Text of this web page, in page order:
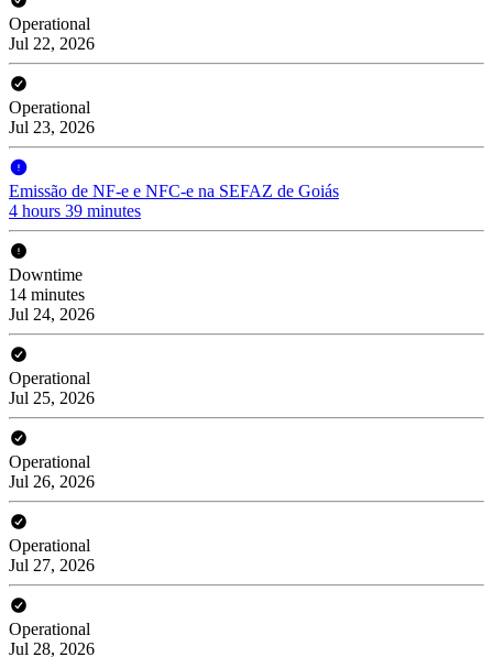
Operational
Jul 22, 2026
Operational
Jul 23, 2026
Emissão de NF-e e NFC-e na SEFAZ de Goiás
4 hours 39 minutes
Downtime
14 minutes
Jul 24, 2026
Operational
Jul 25, 2026
Operational
Jul 26, 2026
Operational
Jul 27, 2026
Operational
Jul 28, 2026